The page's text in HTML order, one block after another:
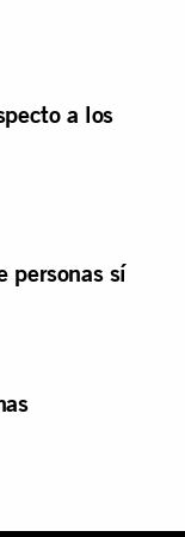
a los
personas sí